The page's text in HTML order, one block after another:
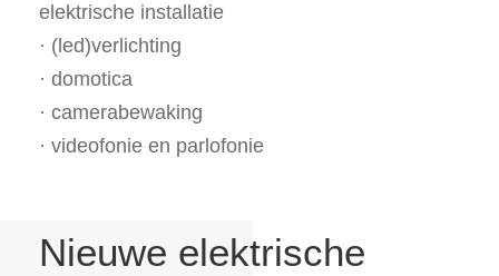
elektrische installatie
· (led)verlichting
· domotica
· camerabewaking
· videofonie en parlofonie
Nieuwe elektrische